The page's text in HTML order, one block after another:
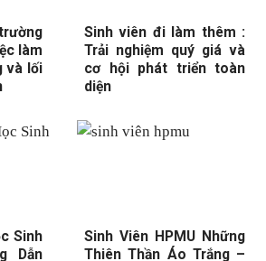
làm
và lối
Sinh viên đi làm thêm :
Trải nghiệm quý giá và
cơ hội phát triển toàn
diện
Sinh
Dẫn
Sinh Viên HPMU Những
Thiên Thần Áo Trắng –